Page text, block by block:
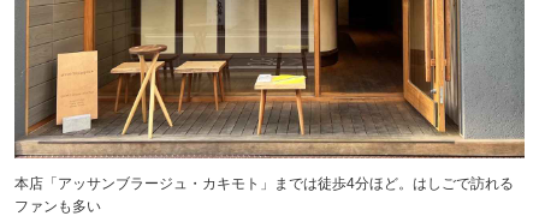
本店「アッサンブラージュ・カキモト」までは徒歩4分ほど。はしごで訪れる
ファンも多い